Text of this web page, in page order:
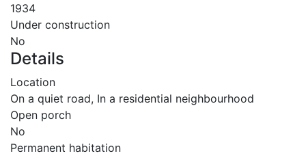
1934
Under construction
No
Details
Location
On a quiet road, In a residential neighbourhood
Open porch
No
Permanent habitation